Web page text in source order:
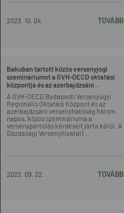
2023. 10. 04. TOVÁBB
Bakuban tartott közös versenyjogi
szemináriumot a GVH-OECD oktatási
központja és az azerbajdzsáni...
A GVH-OECD Budapesti Versenyügyi
Regionális Oktatási Központ és az
azerbajdzsáni versenyhatóság három
napos, közös szemináriuma a
versenypártolás kérdéseit járta körül. A
Gazdasági Versenyhivatal (...
2023. 09. 22. TOVÁBB